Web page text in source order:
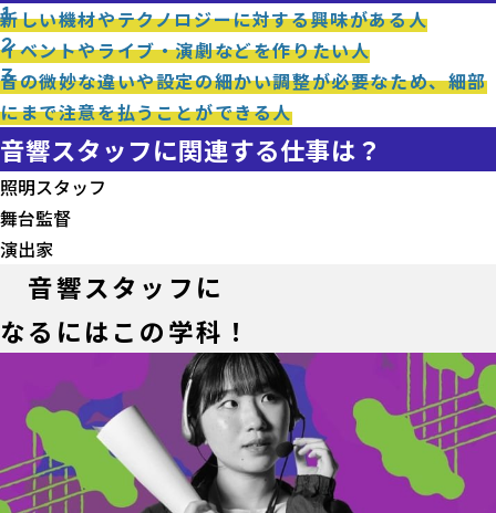
1
新しい機材やテクノロジーに対する興味がある人
2
イベントやライブ・演劇などを作りたい人
3
音の微妙な違いや設定の細かい調整が必要なため、細部
にまで注意を払うことができる人
音響スタッフに関連する仕事は？
照明スタッフ
舞台監督
演出家
音響スタッフに
なるにはこの学科！